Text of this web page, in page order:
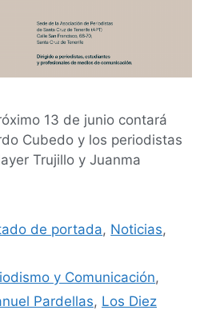
13 de junio contará
Cubedo y los periodistas
Trujillo y Juanma
de portada, Noticias,
y Comunicación,
Pardellas, Los Diez